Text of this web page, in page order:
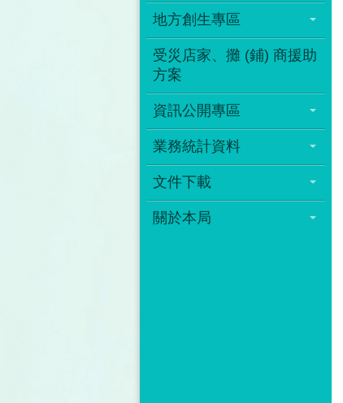
地方創生專區
受災店家、攤 (鋪) 商援助
方案
資訊公開專區
業務統計資料
文件下載
關於本局